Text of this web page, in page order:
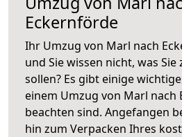
Eckernförde
Ihr Umzug von Marl nach
und Sie wissen nicht, was
sollen? Es gibt einige
einem Umzug von Marl nach
beachten sind. Angefangen
hin zum Verpacken Ihres